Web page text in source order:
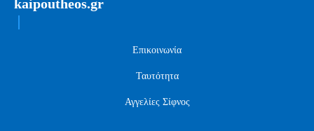
kaipoutheos.gr
Επικοινωνία
Ταυτότητα
Αγγελίες Σίφνος